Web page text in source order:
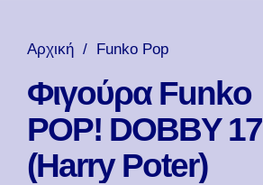
Αρχική / Funko Pop
Φιγούρα Funko
POP! DOBBY 17
(Harry Poter)